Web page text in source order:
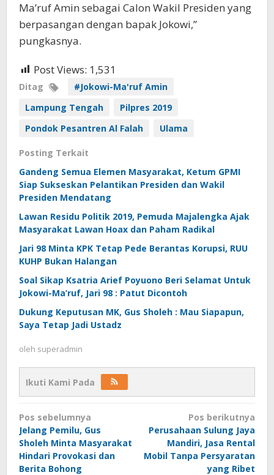
Ma’ruf Amin sebagai Calon Wakil Presiden yang
berpasangan dengan bapak Jokowi,”
pungkasnya.
Post Views: 1,531
Ditag
#Jokowi-Ma'ruf Amin
Lampung Tengah
Pilpres 2019
Pondok Pesantren Al Falah
Ulama
Posting Terkait
Gandeng Semua Elemen Masyarakat, Ketum GPMI
Siap Sukseskan Pelantikan Presiden dan Wakil
Presiden Mendatang
Lawan Residu Politik 2019, Pemuda Majalengka Ajak
Masyarakat Lawan Hoax dan Paham Radikal
Jari 98 Minta KPK Tetap Pede Berantas Korupsi, RUU
KUHP Bukan Halangan
Soal Sikap Ksatria Arief Poyuono Beri Selamat Untuk
Jokowi-Ma’ruf, Jari 98 : Patut Dicontoh
Dukung Keputusan MK, Gus Sholeh : Mau Siapapun,
Saya Tetap Jadi Ustadz
oleh superadmin
Ikuti Kami Pada
Navigasi
pos
Pos sebelumnya
Jelang Pemilu, Gus
Sholeh Minta Masyarakat
Hindari Provokasi dan
Berita Bohong
Pos berikutnya
Perusahaan Sulung Jaya
Mandiri, Jasa Rental
Mobil Tanpa Persyaratan
yang Ribet